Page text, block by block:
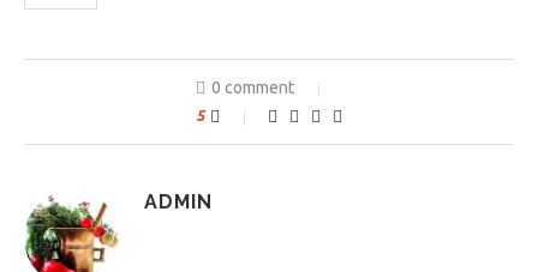
0 comment
5
ADMIN